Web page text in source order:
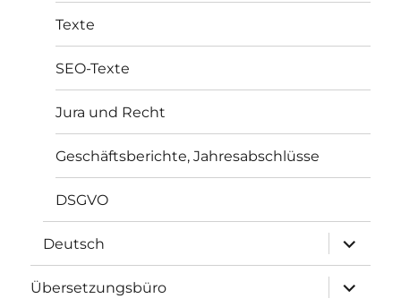
Texte
SEO-Texte
Jura und Recht
Geschäftsberichte, Jahresabschlüsse
DSGVO
Deutsch
öffnen
Übersetzungsbüro
öffnen